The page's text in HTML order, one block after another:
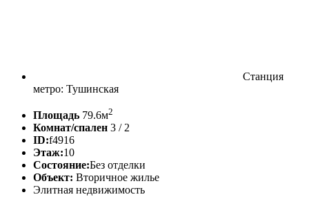
Станция
метро: Тушинская
Площадь 79.6м2
Комнат/спален 3 / 2
ID:f4916
Этаж:10
Состояние:Без отделки
Объект: Вторичное жилье
Элитная недвижимость